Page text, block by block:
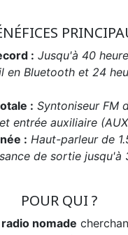
: Jusqu'à 40
en Bluetooth et 24
: Syntoniseur FM
entrée auxiliaire
: Haut-parleur de
de sortie jusqu'à
POUR QUI ?
nomade